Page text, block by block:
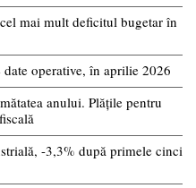
mai mult deficitul bugetar în
operative, în aprilie 2026
anului. Plățile pentru
-3,3% după primele cinci